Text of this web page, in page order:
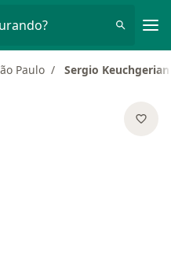
Paulo Sergio Keuchgerian